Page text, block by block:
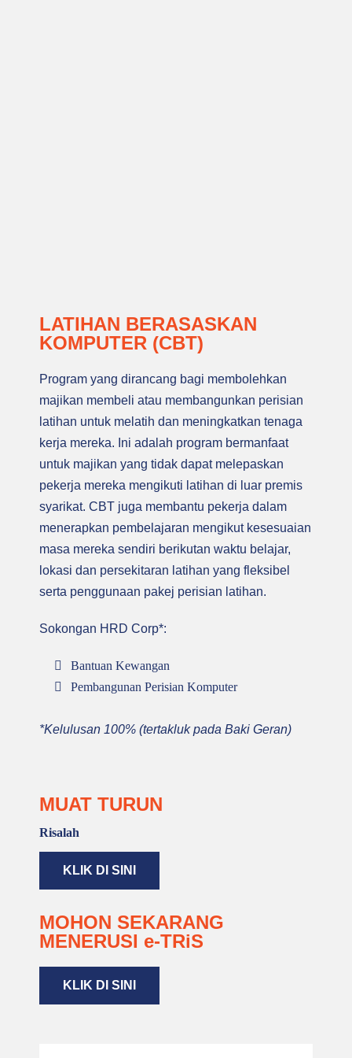
LATIHAN
BERASASKAN
KOMPUTER (CBT)
Membeli atau membangunkan pakej perisian latihan
LATIHAN BERASASKAN
KOMPUTER (CBT)
Program yang dirancang bagi membolehkan
majikan membeli atau membangunkan perisian
latihan untuk melatih dan meningkatkan tenaga
kerja mereka. Ini adalah program bermanfaat
untuk majikan yang tidak dapat melepaskan
pekerja mereka mengikuti latihan di luar premis
syarikat. CBT juga membantu pekerja dalam
menerapkan pembelajaran mengikut kesesuaian
masa mereka sendiri berikutan waktu belajar,
lokasi dan persekitaran latihan yang fleksibel
serta penggunaan pakej perisian latihan.
Sokongan HRD Corp*:
Bantuan Kewangan
Pembangunan Perisian Komputer
*Kelulusan 100% (tertakluk pada Baki Geran)
MUAT TURUN
Risalah
KLIK DI SINI
MOHON SEKARANG
MENERUSI e-TRiS
KLIK DI SINI